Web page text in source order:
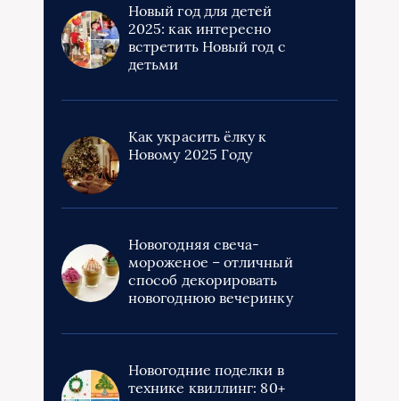
Новый год для детей
2025: как интересно
встретить Новый год с
детьми
Как украсить ёлку к
Новому 2025 Году
Новогодняя свеча-
мороженое – отличный
способ декорировать
новогоднюю вечеринку
Новогодние поделки в
технике квиллинг: 80+